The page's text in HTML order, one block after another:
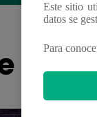
Este sitio
datos se
Para